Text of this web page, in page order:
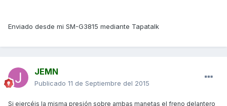
Enviado desde mi SM-G3815 mediante Tapatalk
JEMN
Publicado 11 de Septiembre del 2015
Si ejercéis la misma presión sobre ambas manetas el freno delantero